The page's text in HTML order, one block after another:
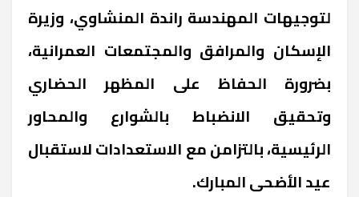
لتوجيهات المهندسة راندة المنشاوي، وزيرة
الإسكان والمرافق والمجتمعات العمرانية،
بضرورة الحفاظ على المظهر الحضاري
وتحقيق الانضباط بالشوارع والمحاور
الرئيسية، بالتزامن مع الاستعدادات لاستقبال
عيد الأضحى المبارك.